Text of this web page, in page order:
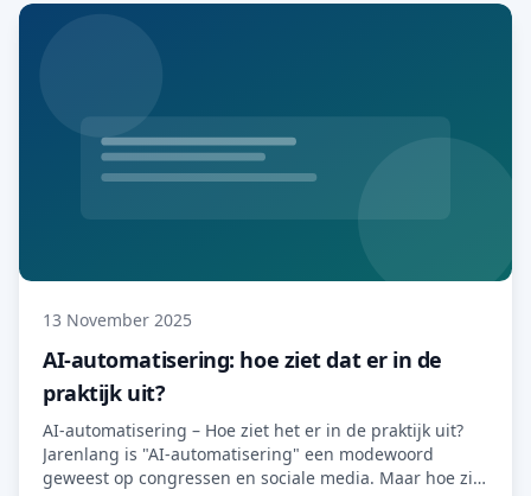
13 November 2025
AI-automatisering: hoe ziet dat er in de
praktijk uit?
AI-automatisering – Hoe ziet het er in de praktijk uit?
Jarenlang is "AI-automatisering" een modewoord
geweest op congressen en sociale media. Maar hoe ziet